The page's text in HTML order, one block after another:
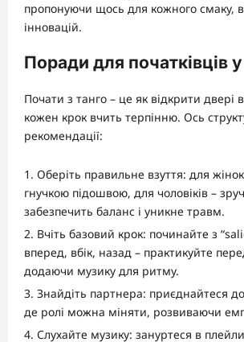
пропонуючи щось для кожного смаку,
інновацій.
Поради для початківців
Почати з танго – це як відкрити двері
кожен крок вчить терпінню. Ось
рекомендації:
Оберіть правильне взуття: для жінок
гнучкою підошвою, для чоловіків –
забезпечить баланс і уникне травм.
Вчіть базовий крок: починайте з
вперед, вбік, назад – практикуйте
додаючи музику для ритму.
Знайдіть партнера: приєднайтеся до
де ролі можна міняти, розвиваючи
Слухайте музику: зануртеся в